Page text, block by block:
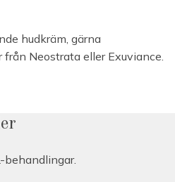
hudkräm, gärna
Neostrata eller Exuviance.
behandlingar.